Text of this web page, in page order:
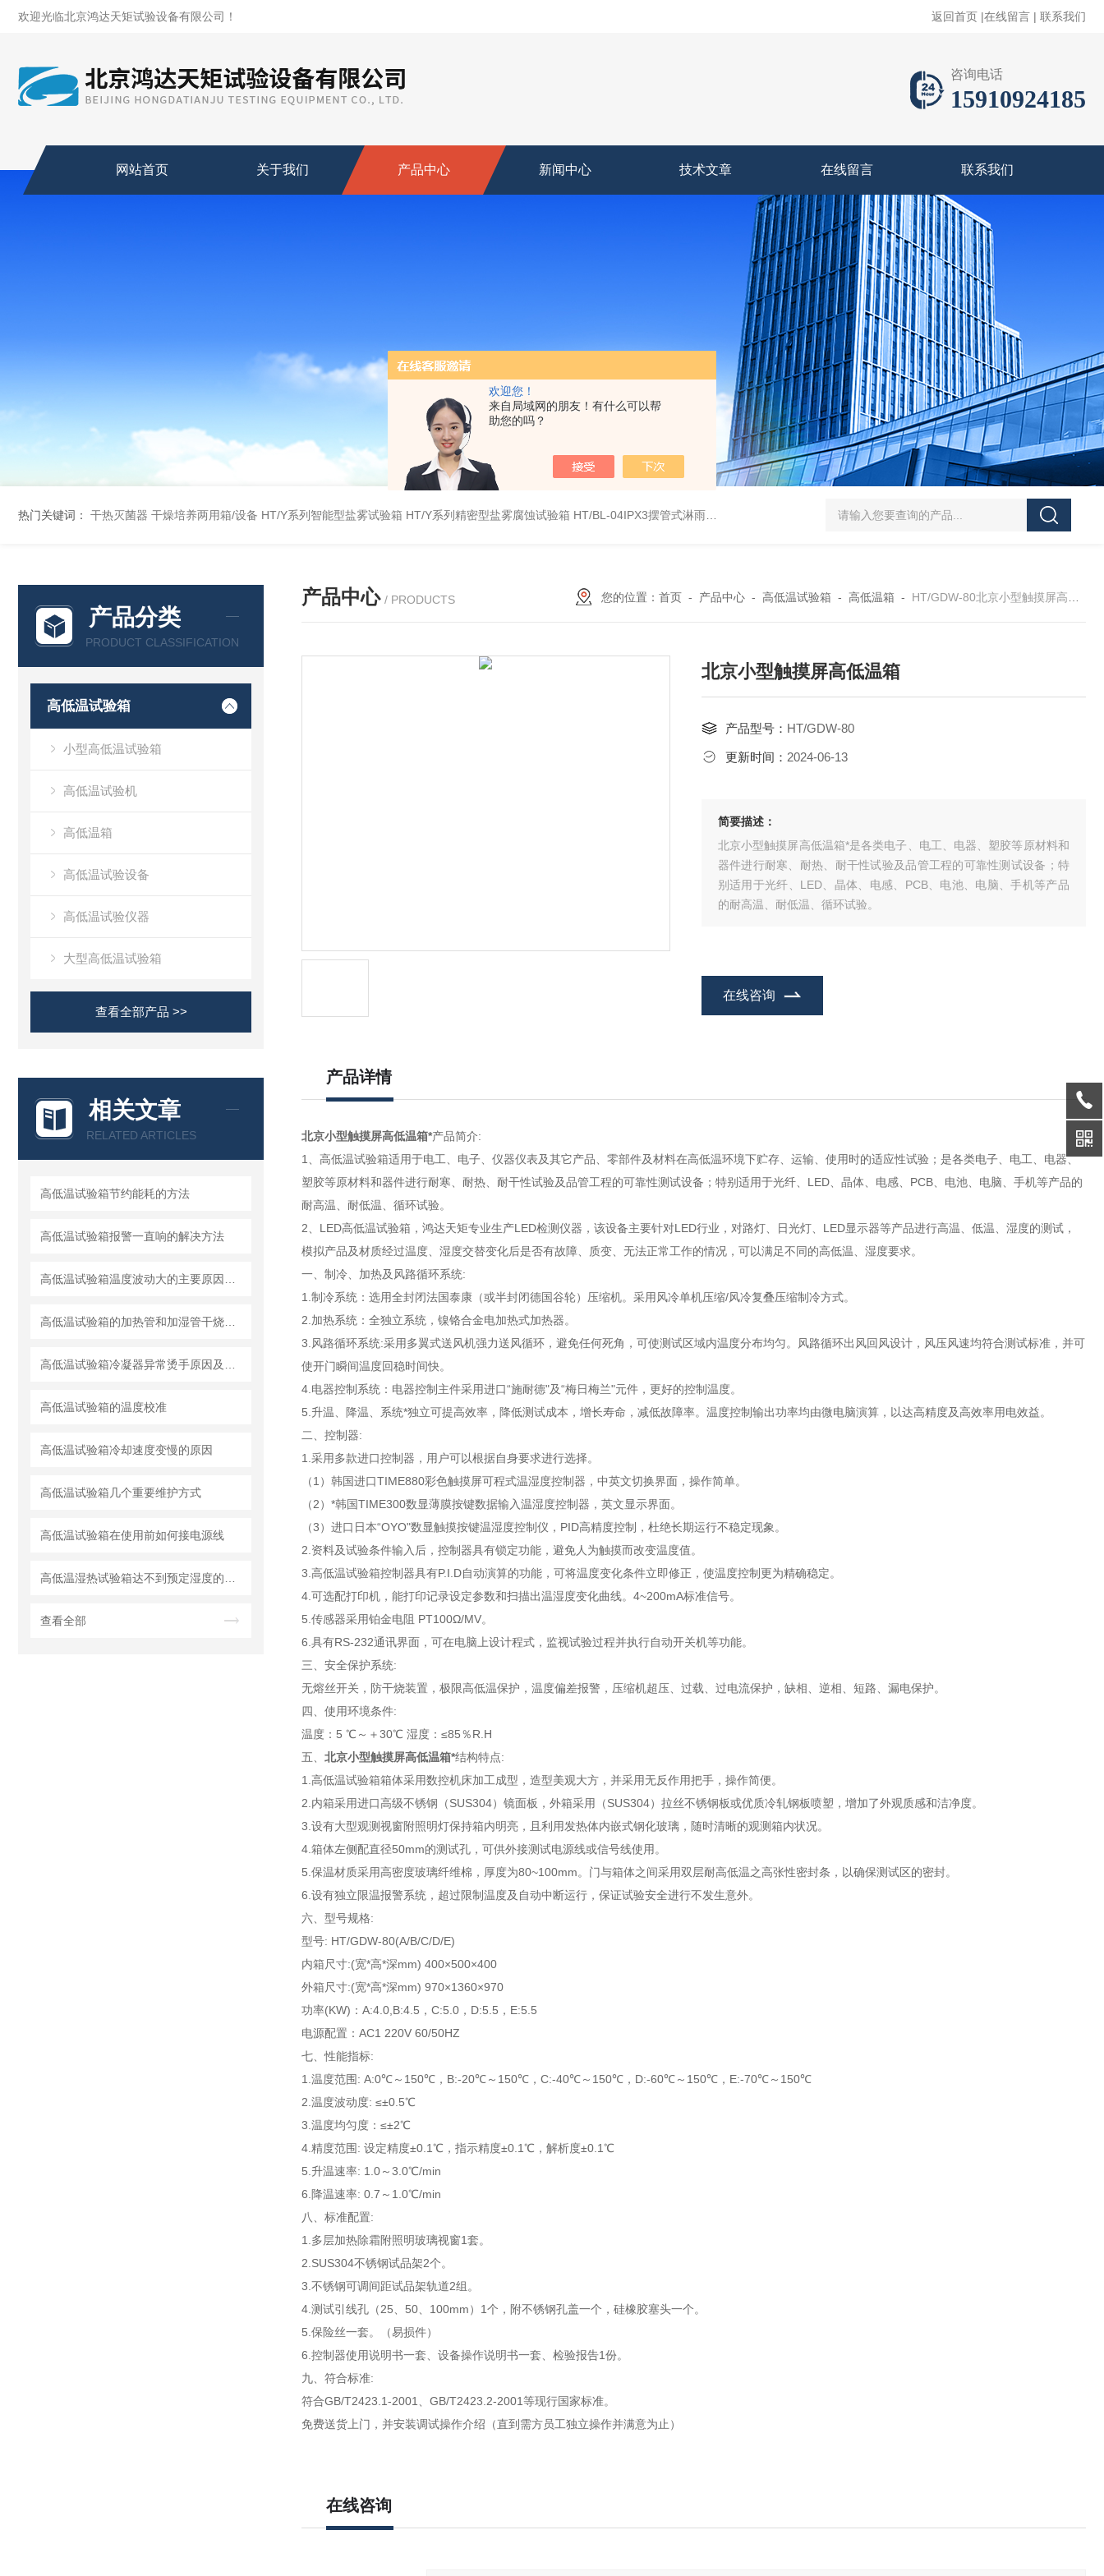
欢迎您！
来自局域网的朋友！有什么可以帮
助您的吗？
欢迎光临北京鸿达天矩试验设备有限公司！ 返回首页 |在线留言 | 联系我们
咨询电话
15910924185
网站首页 关于我们 产品中心 新闻中心 技术文章 在线留言 联系我们
热门关键词： 干热灭菌器 干燥培养两用箱/设备 HT/Y系列智能型盐雾试验箱 HT/Y系列精密型盐雾腐蚀试验箱 HT/BL-04IPX3摆管式淋雨试验机 HT/SC-800砂尘试验机厂家 HT/GDSJ-80天津小型高低温交变湿热试验
产品分类
PRODUCT CLASSIFICATION
高低温试验箱
小型高低温试验箱
高低温试验机
高低温箱
高低温试验设备
高低温试验仪器
大型高低温试验箱
查看全部产品 >>
相关文章
RELATED ARTICLES
高低温试验箱节约能耗的方法
高低温试验箱报警一直响的解决方法
高低温试验箱的温度校准
高低温试验箱冷却速度变慢的原因
高低温试验箱几个重要维护方式
高低温试验箱在使用前如何接电源线
查看全部
产品中心 / PRODUCTS 您的位置： 首页- 产品中心- 高低温试验箱 - 高低温箱 - HT/GDW-80北京小型触摸屏高低温箱
北京小型触摸屏高低温箱
产品型号： HT/GDW-80
更新时间： 2024-06-13
简要描述：
北京小型触摸屏高低温箱*是各类电子、电工、电器、塑胶等原材料和
器件进行耐寒、耐热、耐干性试验及品管工程的可靠性测试设备；特
别适用于光纤、LED、晶体、电感、PCB、电池、电脑、手机等产品
的耐高温、耐低温、循环试验。
在线咨询
产品详情
北京小型触摸屏高低温箱*产品简介:
1、高低温试验箱适用于电工、电子、仪器仪表及其它产品、零部件及材料在高低温环境下贮存、运输、使用时的适应性试验；是各类电子、电工、电器、
塑胶等原材料和器件进行耐寒、耐热、耐干性试验及品管工程的可靠性测试设备；特别适用于光纤、LED、晶体、电感、PCB、电池、电脑、手机等产品的
耐高温、耐低温、循环试验。
2、LED高低温试验箱，鸿达天矩专业生产LED检测仪器，该设备主要针对LED行业，对路灯、日光灯、LED显示器等产品进行高温、低温、湿度的测试，
模拟产品及材质经过温度、湿度交替变化后是否有故障、质变、无法正常工作的情况，可以满足不同的高低温、湿度要求。
一、制冷、加热及风路循环系统:
1.制冷系统：选用全封闭法国泰康（或半封闭德国谷轮）压缩机。采用风冷单机压缩/风冷复叠压缩制冷方式。
2.加热系统：全独立系统，镍铬合金电加热式加热器。
3.风路循环系统:采用多翼式送风机强力送风循环，避免任何死角，可使测试区域内温度分布均匀。风路循环出风回风设计，风压风速均符合测试标准，并可
使开门瞬间温度回稳时间快。
4.电器控制系统：电器控制主件采用进口“施耐德"及“梅日梅兰"元件，更好的控制温度。
5.升温、降温、系统*独立可提高效率，降低测试成本，增长寿命，减低故障率。温度控制输出功率均由微电脑演算，以达高精度及高效率用电效益。
二、控制器:
1.采用多款进口控制器，用户可以根据自身要求进行选择。
（1）韩国进口TIME880彩色触摸屏可程式温湿度控制器，中英文切换界面，操作简单。
（2）*韩国TIME300数显薄膜按键数据输入温湿度控制器，英文显示界面。
（3）进口日本“OYO"数显触摸按键温湿度控制仪，PID高精度控制，杜绝长期运行不稳定现象。
2.资料及试验条件输入后，控制器具有锁定功能，避免人为触摸而改变温度值。
3.高低温试验箱控制器具有P.I.D自动演算的功能，可将温度变化条件立即修正，使温度控制更为精确稳定。
4.可选配打印机，能打印记录设定参数和扫描出温湿度变化曲线。4~200mA标准信号。
5.传感器采用铂金电阻 PT100Ω/MV。
6.具有RS-232通讯界面，可在电脑上设计程式，监视试验过程并执行自动开关机等功能。
三、安全保护系统:
无熔丝开关，防干烧装置，极限高低温保护，温度偏差报警，压缩机超压、过载、过电流保护，缺相、逆相、短路、漏电保护。
四、使用环境条件:
温度：5 ℃～＋30℃ 湿度：≤85％R.H
五、 北京小型触摸屏高低温箱*结构特点:
1.高低温试验箱箱体采用数控机床加工成型，造型美观大方，并采用无反作用把手，操作简便。
2.内箱采用进口高级不锈钢（SUS304）镜面板，外箱采用（SUS304）拉丝不锈钢板或优质冷轧钢板喷塑，增加了外观质感和洁净度。
3.设有大型观测视窗附照明灯保持箱内明亮，且利用发热体内嵌式钢化玻璃，随时清晰的观测箱内状况。
4.箱体左侧配直径50mm的测试孔，可供外接测试电源线或信号线使用。
5.保温材质采用高密度玻璃纤维棉，厚度为80~100mm。门与箱体之间采用双层耐高低温之高张性密封条，以确保测试区的密封。
6.设有独立限温报警系统，超过限制温度及自动中断运行，保证试验安全进行不发生意外。
六、型号规格:
型号: HT/GDW-80(A/B/C/D/E)
内箱尺寸:(宽*高*深mm) 400×500×400
外箱尺寸:(宽*高*深mm) 970×1360×970
功率(KW)：A:4.0,B:4.5，C:5.0，D:5.5，E:5.5
电源配置：AC1 220V 60/50HZ
七、性能指标:
1.温度范围: A:0℃～150℃，B:-20℃～150℃，C:-40℃～150℃，D:-60℃～150℃，E:-70℃～150℃
2.温度波动度: ≤±0.5℃
3.温度均匀度：≤±2℃
4.精度范围: 设定精度±0.1℃，指示精度±0.1℃，解析度±0.1℃
5.升温速率: 1.0～3.0℃/min
6.降温速率: 0.7～1.0℃/min
八、标准配置:
1.多层加热除霜附照明玻璃视窗1套。
2.SUS304不锈钢试品架2个。
3.不锈钢可调间距试品架轨道2组。
4.测试引线孔（25、50、100mm）1个，附不锈钢孔盖一个，硅橡胶塞头一个。
5.保险丝一套。（易损件）
6.控制器使用说明书一套、设备操作说明书一套、检验报告1份。
九、 符合标准:
符合GB/T2423.1-2001、GB/T2423.2-2001等现行国家标准。
免费送货上门，并安装调试操作介绍（直到需方员工独立操作并满意为止）
在线咨询